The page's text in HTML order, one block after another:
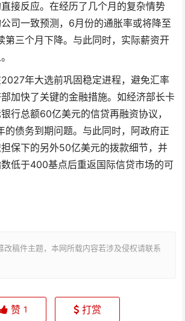
接反应。在经历了几个月的复杂情势
司一致预测，6月份的通胀率或将降至
第三个月下降。与此同时，实际薪资开
年大选前巩固稳定进程，避免汇率
加快了关键的金融措施。如经济部长卡
行总额60亿美元的信贷再融资协议，
的债务到期问题。与此同时，阿政府正
保下的另外50亿美元的拨款细节，并
低于400基点后重返国际信贷市场的可
改稿件主题，本网所载内容若涉及侵权请联系
赞 1 打赏